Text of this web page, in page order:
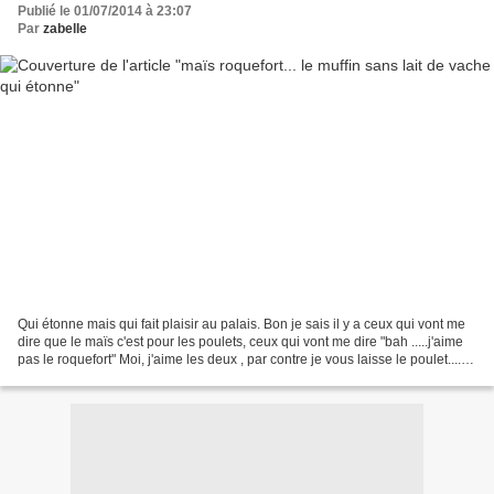
Publié le 01/07/2014 à 23:07
Par zabelle
Qui étonne mais qui fait plaisir au palais. Bon je sais il y a ceux qui vont me
dire que le maïs c'est pour les poulets, ceux qui vont me dire "bah .....j'aime
pas le roquefort" Moi, j'aime les deux , par contre je vous laisse le poulet....